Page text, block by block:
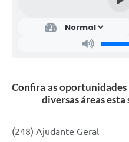
Confira as
diversas áreas
(248) Ajudante Geral